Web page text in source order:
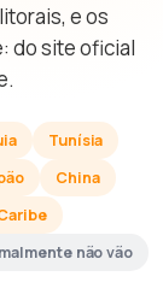
e os
do site oficial
Tunísia
China
não vão